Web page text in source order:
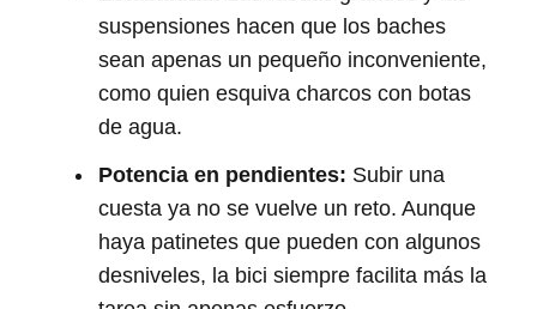
suspensiones hacen que los baches
sean apenas un pequeño inconveniente,
como quien esquiva charcos con botas
de agua.
Potencia en pendientes: Subir una
cuesta ya no se vuelve un reto. Aunque
haya patinetes que pueden con algunos
desniveles, la bici siempre facilita más la